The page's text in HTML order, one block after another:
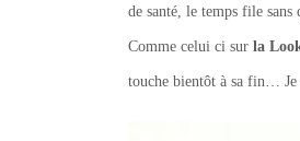
de santé, le temps file
Comme celui ci sur la
touche bientôt à sa fin… Je